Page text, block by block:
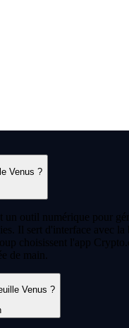
Venus ?
un outil numérique pour
Il sert d'interface avec
choisissent l'app
de main.
Venus ?